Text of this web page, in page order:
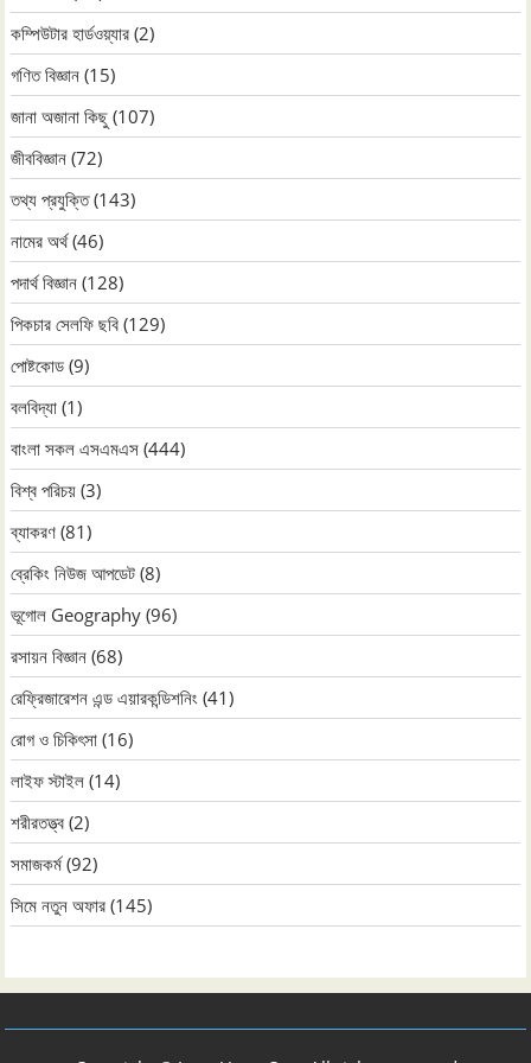
কম্পিউটার হার্ডওয়্যার (2)
গণিত বিজ্ঞান (15)
জানা অজানা কিছু (107)
জীববিজ্ঞান (72)
তথ্য প্রযুক্তি(143)
নামের অর্থ(46)
পদার্থ বিজ্ঞান (128)
পিকচার সেলফি ছবি (129)
পোষ্টকোড (9)
বলবিদ্যা (1)
বাংলা সকল এসএমএস (444)
বিশ্ব পরিচয় (3)
ব্যাকরণ (81)
ব্রেকিং নিউজ আপডেট (8)
ভূগোল Geography (96)
রসায়ন বিজ্ঞান (68)
রেফ্রিজারেশন এন্ড এয়ারকন্ডিশনিং (41)
রোগ ও চিকিৎসা (16)
লাইফ স্টাইল (14)
শরীরতত্ত্ব (2)
সমাজকর্ম(92)
সিমে নতুন ‍অফার (145)